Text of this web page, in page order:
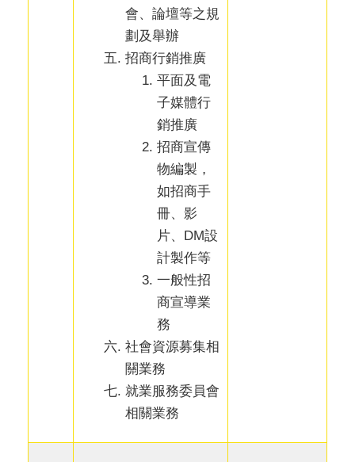
會、論壇等之規
劃及舉辦
招商行銷推廣
平面及電
子媒體行
銷推廣
招商宣傳
物編製，
如招商手
冊、影
片、DM設
計製作等
一般性招
商宣導業
務
社會資源募集相
關業務
就業服務委員會
相關業務